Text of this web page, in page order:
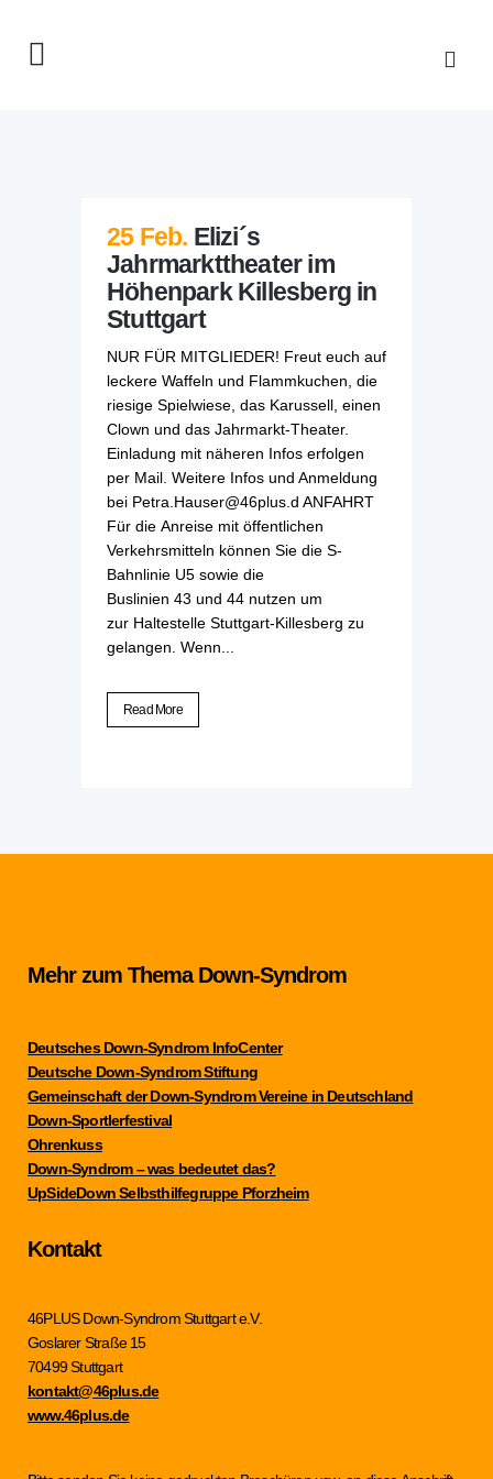
25 Feb. Elizi´s
Jahrmarkttheater im
Höhenpark Killesberg in
Stuttgart
NUR FÜR MITGLIEDER! Freut euch auf
leckere Waffeln und Flammkuchen, die
riesige Spielwiese, das Karussell, einen
Clown und das Jahrmarkt-Theater.
Einladung mit näheren Infos erfolgen
per Mail. Weitere Infos und Anmeldung
bei Petra.Hauser@46plus.d ANFAHRT
Für die Anreise mit öffentlichen
Verkehrsmitteln können Sie die S-
Bahnlinie U5 sowie die
Buslinien 43 und 44 nutzen um
zur Haltestelle Stuttgart-Killesberg zu
gelangen. Wenn...
Read More
Mehr zum Thema Down-Syndrom
Deutsches Down-Syndrom InfoCenter
Deutsche Down-Syndrom Stiftung
Gemeinschaft der Down-Syndrom Vereine in Deutschland
Down-Sportlerfestival
Ohrenkuss
Down-Syndrom – was bedeutet das?
UpSideDown Selbsthilfegruppe Pforzheim
Kontakt
46PLUS Down-Syndrom Stuttgart e.V.
Goslarer Straße 15
70499 Stuttgart
kontakt@46plus.de
www.46plus.de